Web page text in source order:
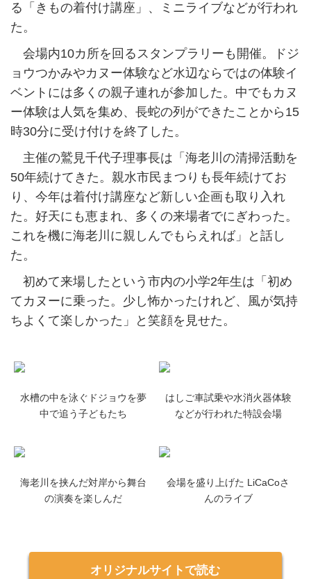
る「きもの着付け講座」、ミニライブなどが行われ
た。
会場内10カ所を回るスタンプラリーも開催。ドジ
ョウつかみやカヌー体験など水辺ならではの体験イ
ベントには多くの親子連れが参加した。中でもカヌ
ー体験は人気を集め、長蛇の列ができたことから15
時30分に受け付けを終了した。
主催の鷲見千代子理事長は「海老川の清掃活動を
50年続けてきた。親水市民まつりも長年続けてお
り、今年は着付け講座など新しい企画も取り入れ
た。好天にも恵まれ、多くの来場者でにぎわった。
これを機に海老川に親しんでもらえれば」と話し
た。
初めて来場したという市内の小学2年生は「初め
てカヌーに乗った。少し怖かったけれど、風が気持
ちよくて楽しかった」と笑顔を見せた。
水槽の中を泳ぐドジョウを夢
中で追う子どもたち
はしご車試乗や水消火器体験
などが行われた特設会場
海老川を挟んだ対岸から舞台
の演奏を楽しんだ
会場を盛り上げた LiCaCoさ
んのライブ
オリジナルサイトで読む